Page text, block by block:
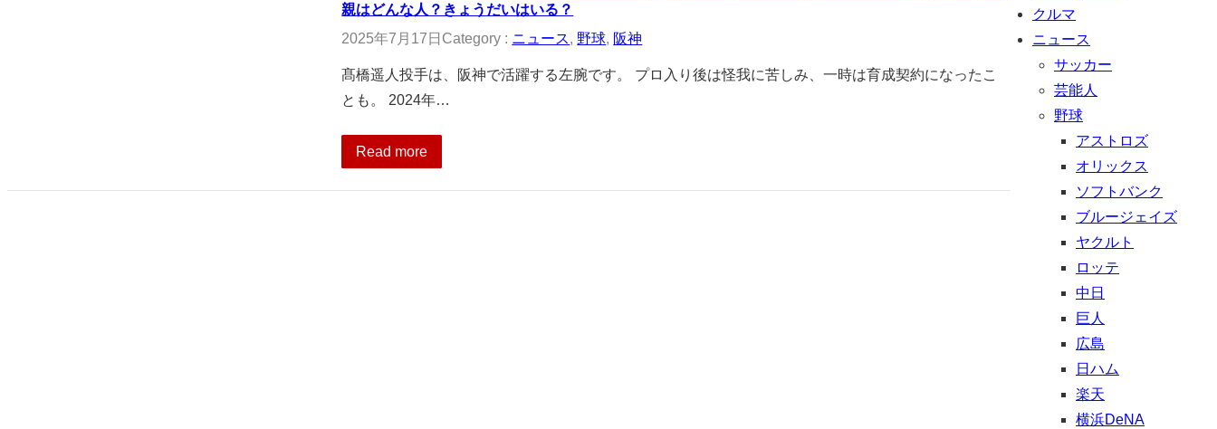
親はどんな人？きょうだいはいる？
2025年7月17日 Category : ニュース, 野球, 阪神
髙橋遥人投手は、阪神で活躍する左腕です。 プロ入り後は怪我に苦しみ、一時は育成契約になったこ
とも。 2024年…
Read more
クルマ
ニュース
サッカー
芸能人
野球
アストロズ
オリックス
ソフトバンク
ブルージェイズ
ヤクルト
ロッテ
中日
巨人
広島
日ハム
楽天
横浜DeNA